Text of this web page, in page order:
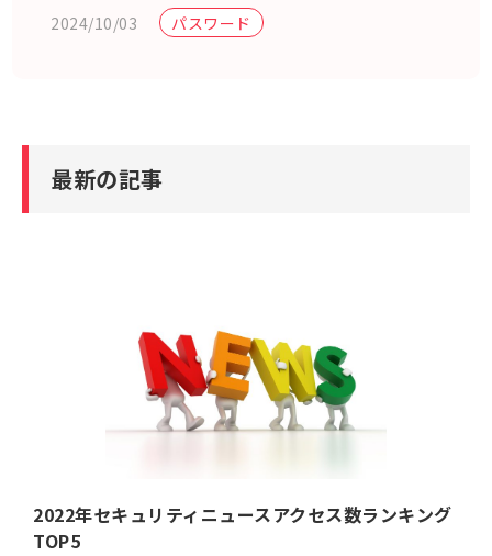
2024/10/03 パスワード
最新の記事
2022年セキュリティニュースアクセス数ランキング
TOP5